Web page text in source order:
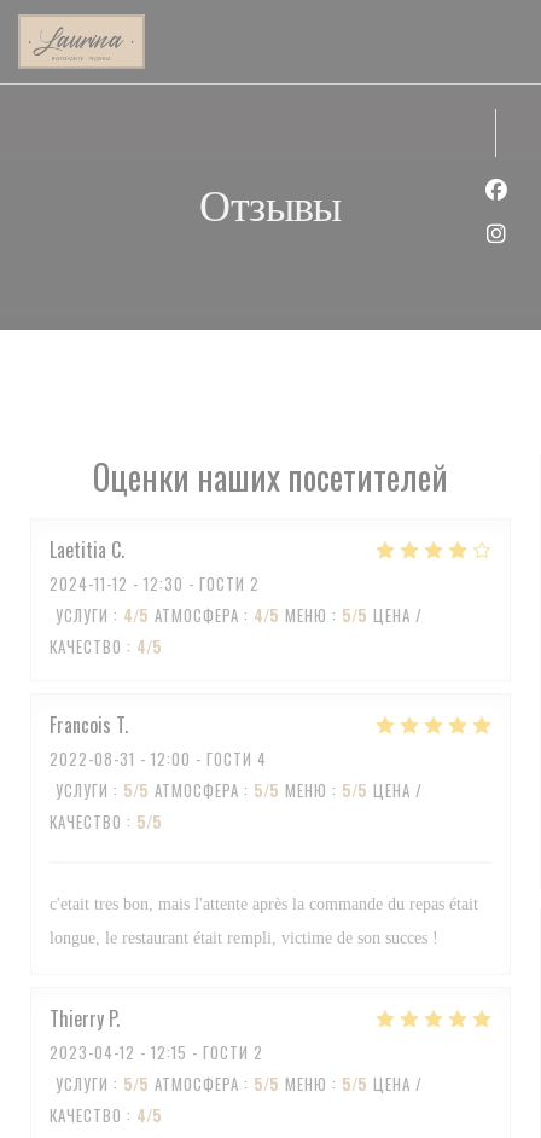
Панель управления cookies
Отзывы
Оценки наших посетителей
Laetitia C
2024-11-12 - 12:30 - ГОСТИ 2
УСЛУГИ : 4/5 АТМОСФЕРА : 4/5 МЕНЮ : 5/5 ЦЕНА /
КАЧЕСТВО : 4/5
Francois T
2022-08-31 - 12:00 - ГОСТИ 4
УСЛУГИ : 5/5 АТМОСФЕРА : 5/5 МЕНЮ : 5/5 ЦЕНА /
КАЧЕСТВО : 5/5
c'etait tres bon, mais l'attente après la commande du repas était
longue, le restaurant était rempli, victime de son succes !
Thierry P
2023-04-12 - 12:15 - ГОСТИ 2
УСЛУГИ : 5/5 АТМОСФЕРА : 5/5 МЕНЮ : 5/5 ЦЕНА /
КАЧЕСТВО : 4/5